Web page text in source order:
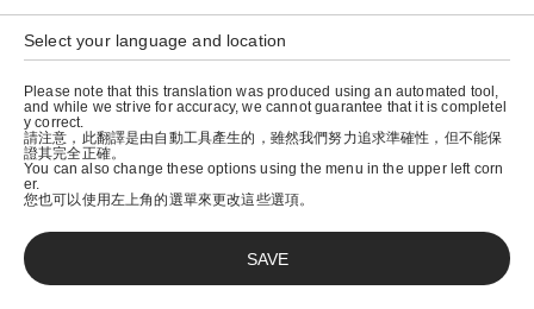
特定商取引法に基づく表示
会社概要
© graniph inc.
Select your language and location
Please note that this translation was produced using an automated tool,
and while we strive for accuracy, we cannot guarantee that it is completel
y correct.
請注意，此翻譯是由自動工具產生的，雖然我們努力追求準確性，但不能保
證其完全正確。
You can also change these options using the menu in the upper left corn
er.
您也可以使用左上角的選單來更改這些選項。
SAVE